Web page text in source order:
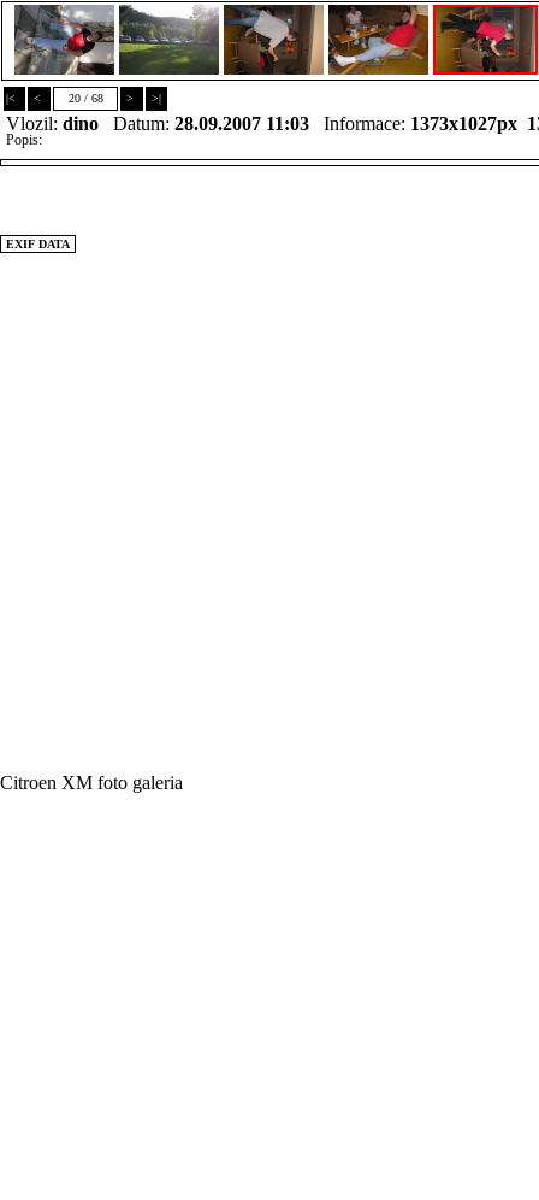
|< < 20 / 68 > >|
Vlozil: dino Datum: 28.09.2007 11:03 Informace: 1373x1027px
Popis:
EXIF DATA
Citroen XM foto galeria